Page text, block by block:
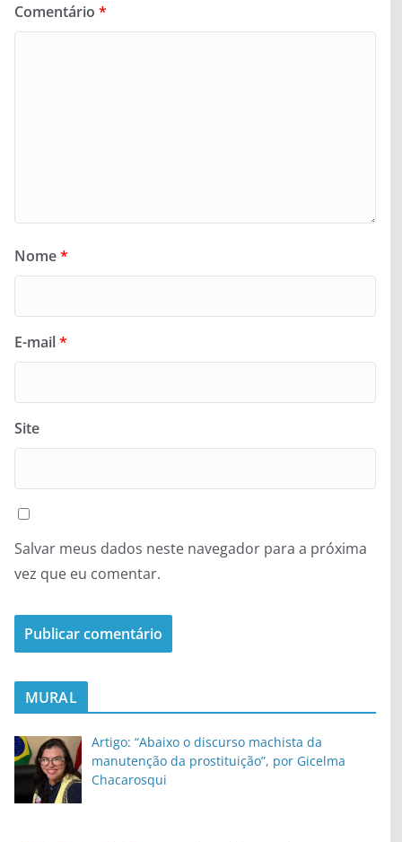
Comentário *
Nome*
E-mail*
Site
Salvar meus dados neste navegador para a próxima
vez que eu comentar.
MURAL
Artigo: “Abaixo o discurso machista da
manutenção da prostituição”, por Gicelma
Chacarosqui